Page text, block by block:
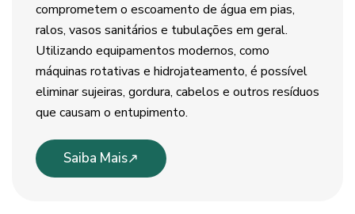
comprometem o escoamento de água em pias,
ralos, vasos sanitários e tubulações em geral.
Utilizando equipamentos modernos, como
máquinas rotativas e hidrojateamento, é possível
eliminar sujeiras, gordura, cabelos e outros resíduos
que causam o entupimento.
Saiba Mais